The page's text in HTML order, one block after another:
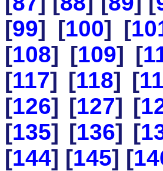
[99] [100] [
[108] [109] [
[117] [118] [
[126] [127] [
[135] [136] [
[144] [145] [